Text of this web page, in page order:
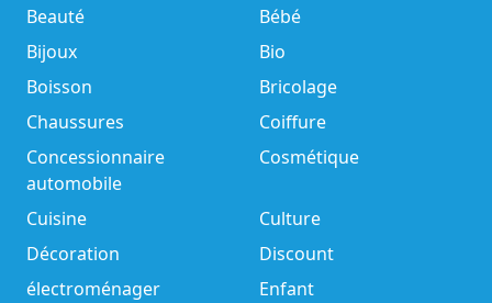
Beauté
Bébé
Bijoux
Bio
Boisson
Bricolage
Chaussures
Coiffure
Concessionnaire
automobile
Cosmétique
Cuisine
Culture
Décoration
Discount
électroménager
Enfant